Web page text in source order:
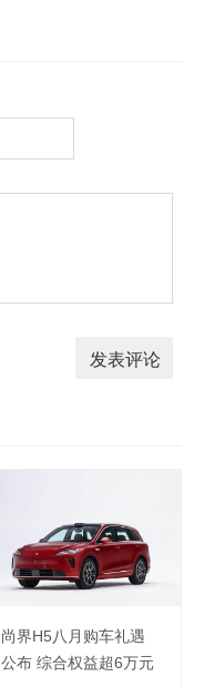
尚界H5八月购车礼遇
公布 综合权益超6万元